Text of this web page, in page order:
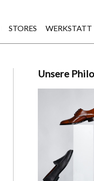
STORES WERKSTATT
Unsere